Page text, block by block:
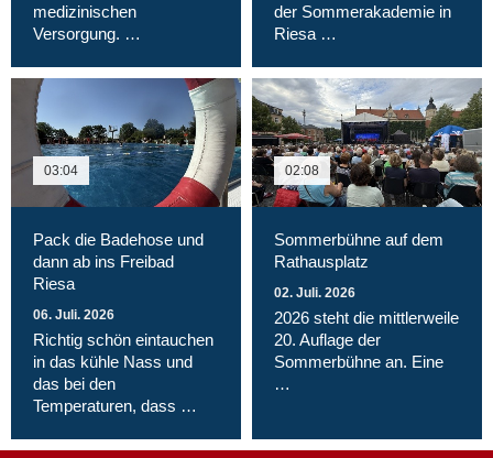
medizinischen
Versorgung. …
der Sommerakademie in
Riesa …
03:04
Pack die Badehose und
dann ab ins Freibad
Riesa
06. Juli. 2026
Richtig schön eintauchen
in das kühle Nass und
das bei den
Temperaturen, dass …
02:08
Sommerbühne auf dem
Rathausplatz
02. Juli. 2026
2026 steht die mittlerweile
20. Auflage der
Sommerbühne an. Eine
…